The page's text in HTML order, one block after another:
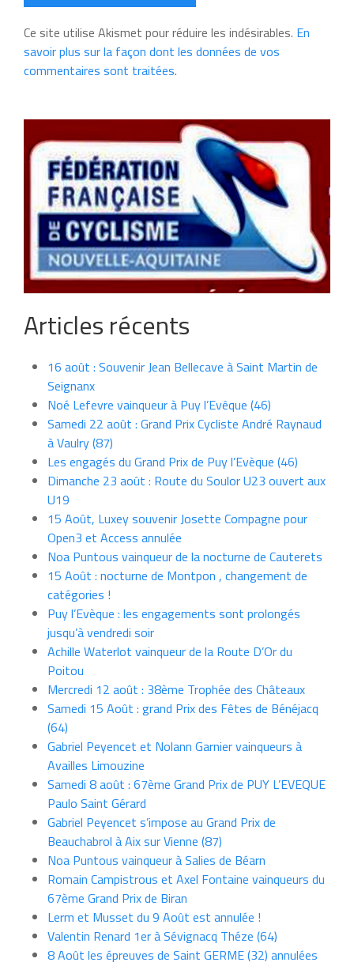
Ce site utilise Akismet pour réduire les indésirables. En
savoir plus sur la façon dont les données de vos
commentaires sont traitées.
Articles récents
16 août : Souvenir Jean Bellecave à Saint Martin de
Seignanx
Noé Lefevre vainqueur à Puy l’Evêque (46)
Samedi 22 août : Grand Prix Cycliste André Raynaud
à Vaulry (87)
Les engagés du Grand Prix de Puy l’Evèque (46)
Dimanche 23 août : Route du Soulor U23 ouvert aux
U19
15 Août, Luxey souvenir Josette Compagne pour
Open3 et Access annulée
Noa Puntous vainqueur de la nocturne de Cauterets
15 Août : nocturne de Montpon , changement de
catégories !
Puy l’Evèque : les engagements sont prolongés
jusqu’à vendredi soir
Achille Waterlot vainqueur de la Route D’Or du
Poitou
Mercredi 12 août : 38ème Trophée des Châteaux
Samedi 15 Août : grand Prix des Fêtes de Bénéjacq
(64)
Gabriel Peyencet et Nolann Garnier vainqueurs à
Availles Limouzine
Samedi 8 août : 67ème Grand Prix de PUY L’EVEQUE
Paulo Saint Gérard
Gabriel Peyencet s’impose au Grand Prix de
Beauchabrol à Aix sur Vienne (87)
Noa Puntous vainqueur à Salies de Béarn
Romain Campistrous et Axel Fontaine vainqueurs du
67ème Grand Prix de Biran
Lerm et Musset du 9 Août est annulée !
Valentin Renard 1er à Sévignacq Théze (64)
8 Août les épreuves de Saint GERME (32) annulées